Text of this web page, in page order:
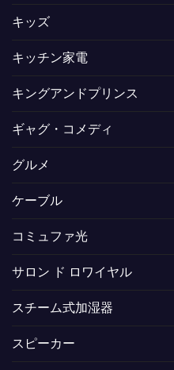
キッズ
キッチン家電
キングアンドプリンス
ギャグ・コメディ
グルメ
ケーブル
コミュファ光
サロン ド ロワイヤル
スチーム式加湿器
スピーカー